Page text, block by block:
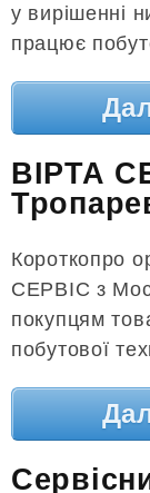
у вирішенні
працює
ВІРТА
Короткопро
СЕРВІС з
покупцям
побутової